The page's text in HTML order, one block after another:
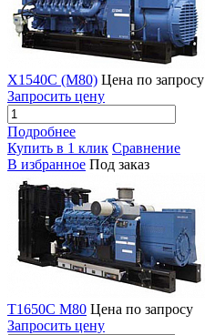
X1540C (M80) Цена по запросу
Запросить цену
Подробнее
Купить в 1 клик Сравнение
В избранное Под заказ
T1650C M80 Цена по запросу
Запросить цену